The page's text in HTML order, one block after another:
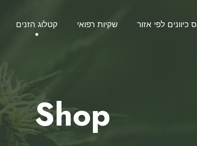
כיוונים לפי אזור שקיות רפואי קטלוג הזנים
Shop